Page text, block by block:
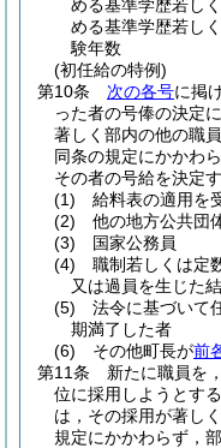
める基準学歴若し
める基準学歴若し
験年数
(初任給の特例)
第10条
次の各号に掲
った者の号俸の決定
著しく部内の他の職
同条の規定にかかわ
その者の号給を決定
(1)
給料表の適用を
(2)
他の地方公共団
(3)
国家公務員
(4)
職制若しくは定
又は過員を生じた
(5)
法令に基づいて
期満了した者
(6)
その他町長が前
第11条
新たに職員を
位に採用しようとす
は，その採用が著し
規定にかかわらず，